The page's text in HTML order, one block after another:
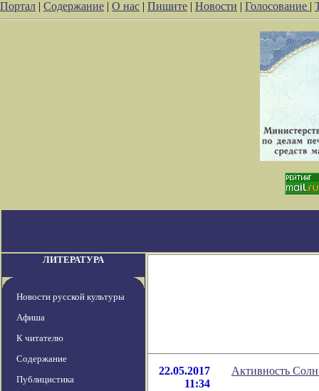
Портал | Содержание | О нас | Пишите | Новости | Голосование |
ЛИТЕРАТУРА
Новости русской культуры
Афиша
К читателю
Содержание
Публицистика
22.05.2017
11:34
Активность